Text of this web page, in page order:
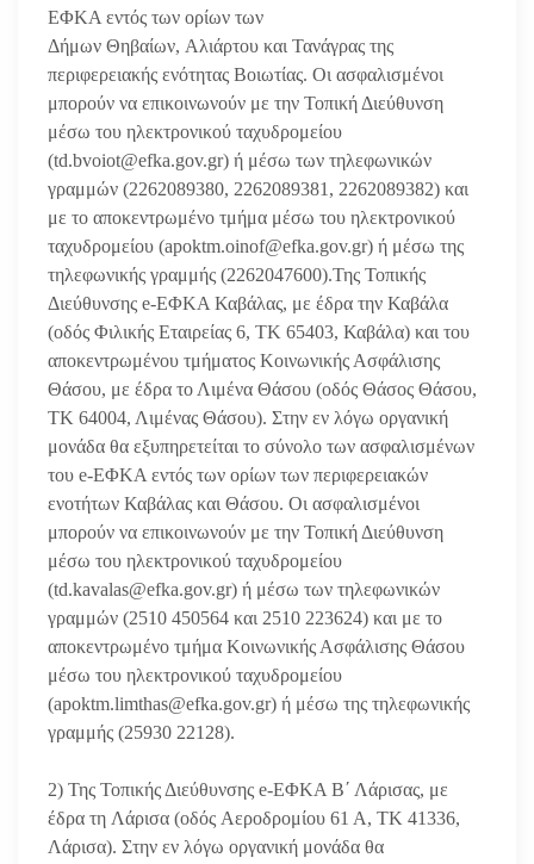
ΕΦΚΑ εντός των ορίων των
Δήμων Θηβαίων, Αλιάρτου και Τανάγρας της
περιφερειακής ενότητας Βοιωτίας. Οι ασφαλισμένοι
μπορούν να επικοινωνούν με την Τοπική Διεύθυνση
μέσω του ηλεκτρονικού ταχυδρομείου
(td.bvoiot@efka.gov.gr) ή μέσω των τηλεφωνικών
γραμμών (2262089380, 2262089381, 2262089382) και
με το αποκεντρωμένο τμήμα μέσω του ηλεκτρονικού
ταχυδρομείου (apoktm.oinof@efka.gov.gr) ή μέσω της
τηλεφωνικής γραμμής (2262047600).Της Τοπικής
Διεύθυνσης e-ΕΦΚΑ Καβάλας, με έδρα την Καβάλα
(οδός Φιλικής Εταιρείας 6, ΤΚ 65403, Καβάλα) και του
αποκεντρωμένου τμήματος Κοινωνικής Ασφάλισης
Θάσου, με έδρα το Λιμένα Θάσου (οδός Θάσος Θάσου,
ΤΚ 64004, Λιμένας Θάσου). Στην εν λόγω οργανική
μονάδα θα εξυπηρετείται το σύνολο των ασφαλισμένων
του e-ΕΦΚΑ εντός των ορίων των περιφερειακών
ενοτήτων Καβάλας και Θάσου. Οι ασφαλισμένοι
μπορούν να επικοινωνούν με την Τοπική Διεύθυνση
μέσω του ηλεκτρονικού ταχυδρομείου
(td.kavalas@efka.gov.gr) ή μέσω των τηλεφωνικών
γραμμών (2510 450564 και 2510 223624) και με το
αποκεντρωμένο τμήμα Κοινωνικής Ασφάλισης Θάσου
μέσω του ηλεκτρονικού ταχυδρομείου
(apoktm.limthas@efka.gov.gr) ή μέσω της τηλεφωνικής
γραμμής (25930 22128).
2) Της Τοπικής Διεύθυνσης e-ΕΦΚΑ Β΄ Λάρισας, με
έδρα τη Λάρισα (οδός Aεροδρομίου 61 Α, ΤΚ 41336,
Λάρισα). Στην εν λόγω οργανική μονάδα θα